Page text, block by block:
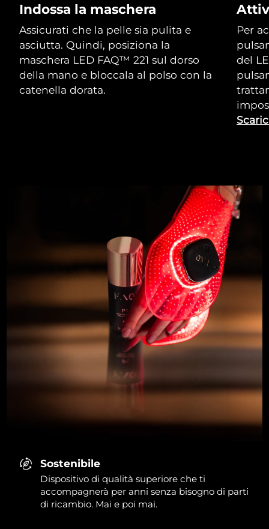
Indossa la maschera
Assicurati che la pelle sia pulita e
asciutta. Quindi, posiziona la
maschera LED FAQ™ 221 sul dorso
della mano e bloccala al polso con la
catenella dorata.
Per
del
Sostenibile
Dispositivo di qualità superiore che ti
accompagnerà per anni senza bisogno di parti
di ricambio. Mai e poi mai.